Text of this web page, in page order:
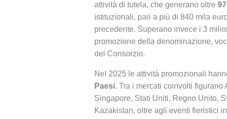
attività di tutela, che generano oltre
istituzionali, pari a più di 840 mila
precedente. Superano invece i 3
promozione della denominazione,
del Consorzio.
Nel 2025 le attività promozionali
Paesi. Tra i mercati coinvolti
Singapore, Stati Uniti, Regno Unito,
Kazakistan, oltre agli eventi fieristici